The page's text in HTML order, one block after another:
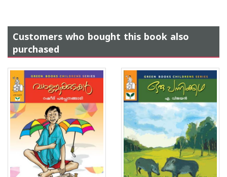
Customers who bought this book also
purchased